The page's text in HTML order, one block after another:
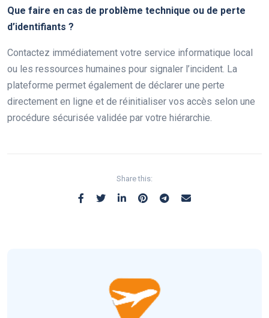
Que faire en cas de problème technique ou de perte
d’identifiants ?
Contactez immédiatement votre service informatique local
ou les ressources humaines pour signaler l’incident. La
plateforme permet également de déclarer une perte
directement en ligne et de réinitialiser vos accès selon une
procédure sécurisée validée par votre hiérarchie.
Share this: